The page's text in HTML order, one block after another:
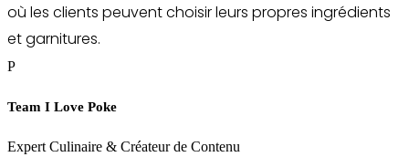
où les clients peuvent choisir leurs propres ingrédients
et garnitures.
P
Team I Love Poke
Expert Culinaire & Créateur de Contenu